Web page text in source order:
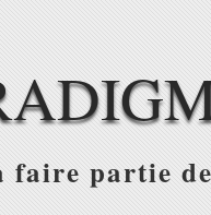
faire partie